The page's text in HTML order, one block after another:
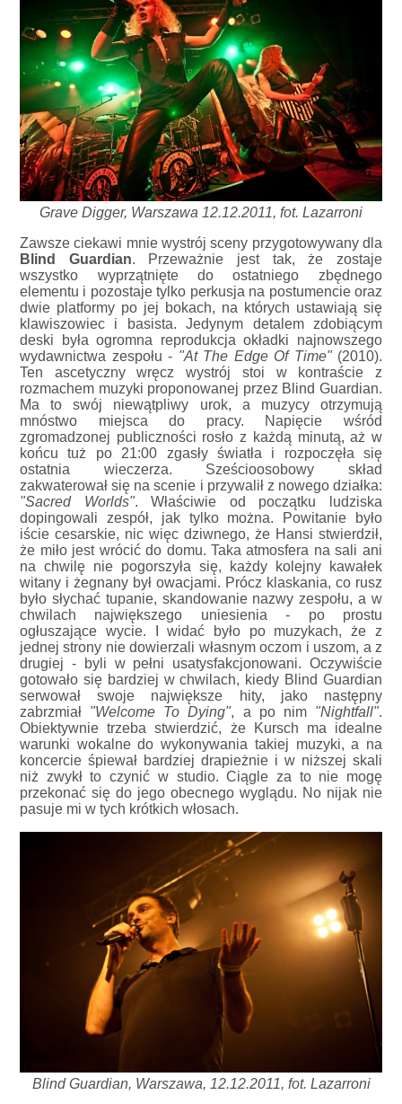
Grave Digger, Warszawa 12.12.2011, fot. Lazarroni
Zawsze ciekawi mnie wystrój sceny przygotowywany dla
Blind Guardian. Przeważnie jest tak, że zostaje
wszystko wyprzątnięte do ostatniego zbędnego
elementu i pozostaje tylko perkusja na postumencie oraz
dwie platformy po jej bokach, na których ustawiają się
klawiszowiec i basista. Jedynym detalem zdobiącym
deski była ogromna reprodukcja okładki najnowszego
wydawnictwa zespołu - "At The Edge Of Time"(2010).
Ten ascetyczny wręcz wystrój stoi w kontraście z
rozmachem muzyki proponowanej przez Blind Guardian.
Ma to swój niewątpliwy urok, a muzycy otrzymują
mnóstwo miejsca do pracy. Napięcie wśród
zgromadzonej publiczności rosło z każdą minutą, aż w
końcu tuż po 21:00 zgasły światła i rozpoczęła się
ostatnia wieczerza. Sześcioosobowy skład
zakwaterował się na scenie i przywalił z nowego działka:
"Sacred Worlds". Właściwie od początku ludziska
dopingowali zespół, jak tylko można. Powitanie było
iście cesarskie, nic więc dziwnego, że Hansi stwierdził,
że miło jest wrócić do domu. Taka atmosfera na sali ani
na chwilę nie pogorszyła się, każdy kolejny kawałek
witany i żegnany był owacjami. Prócz klaskania, co rusz
było słychać tupanie, skandowanie nazwy zespołu, a w
chwilach największego uniesienia - po prostu
ogłuszające wycie. I widać było po muzykach, że z
jednej strony nie dowierzali własnym oczom i uszom, a z
drugiej - byli w pełni usatysfakcjonowani. Oczywiście
gotowało się bardziej w chwilach, kiedy Blind Guardian
serwował swoje największe hity, jako następny
zabrzmiał "Welcome To Dying", a po nim "Nightfall".
Obiektywnie trzeba stwierdzić, że Kursch ma idealne
warunki wokalne do wykonywania takiej muzyki, a na
koncercie śpiewał bardziej drapieżnie i w niższej skali
niż zwykł to czynić w studio. Ciągle za to nie mogę
przekonać się do jego obecnego wyglądu. No nijak nie
pasuje mi w tych krótkich włosach.
Blind Guardian, Warszawa, 12.12.2011, fot. Lazarroni